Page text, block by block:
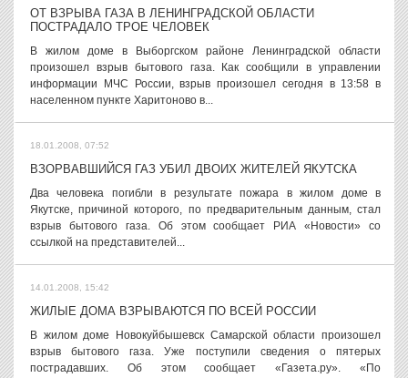
ОТ ВЗРЫВА ГАЗА В ЛЕНИНГРАДСКОЙ ОБЛАСТИ
ПОСТРАДАЛО ТРОЕ ЧЕЛОВЕК
В жилом доме в Выборгском районе Ленинградской области
произошел взрыв бытового газа. Как сообщили в управлении
информации МЧС России, взрыв произошел сегодня в 13:58 в
населенном пункте Харитоново в...
18.01.2008, 07:52
ВЗОРВАВШИЙСЯ ГАЗ УБИЛ ДВОИХ ЖИТЕЛЕЙ ЯКУТСКА
Два человека погибли в результате пожара в жилом доме в
Якутске, причиной которого, по предварительным данным, стал
взрыв бытового газа. Об этом сообщает РИА «Новости» со
ссылкой на представителей...
14.01.2008, 15:42
ЖИЛЫЕ ДОМА ВЗРЫВАЮТСЯ ПО ВСЕЙ РОССИИ
В жилом доме Новокуйбышевск Самарской области произошел
взрыв бытового газа. Уже поступили сведения о пятерых
пострадавших. Об этом сообщает «Газета.ру». «По